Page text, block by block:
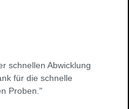
schnellen Abwicklung
für die schnelle
Proben."